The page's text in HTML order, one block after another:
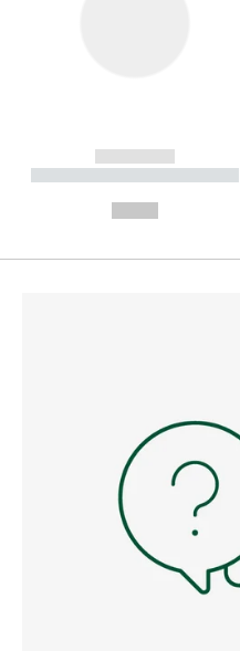
------------
----------- ----------- --------